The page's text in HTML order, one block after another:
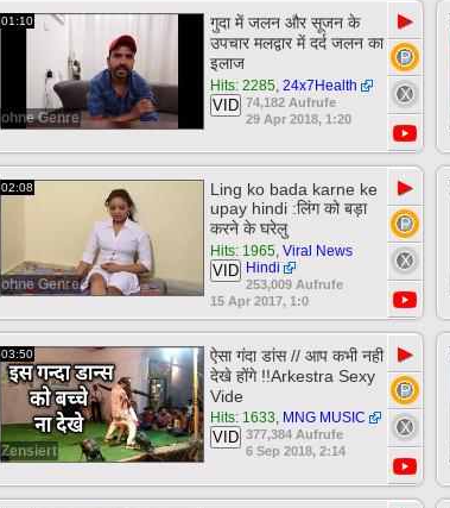
01:10
ohne Genre
गुदा में जलन और सूजन के
उपचार मलद्वार में दर्द जलन का
इलाज
Hits: 2285, 24x7Health
VID 74,182 Aufrufe
29 Apr 2018, 1:20
▶
02:08
ohne Genre
Ling ko bada karne ke
upay hindi :लिंग को बड़ा
करने के घरेलु
Hits: 1965, Viral News
Hindi
VID
253,009 Aufrufe
15 Apr 2017, 1:0
▶
03:50
Zensiert
ऐसा गंदा डांस // आप कभी नही
देखे होंगे !!Arkestra Sexy
Vide
Hits: 1633, MNG MUSIC
VID 377,384 Aufrufe
6 Sep 2018, 2:14
▶